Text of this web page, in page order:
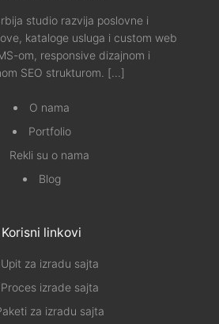
studio razvija poslovne i
kataloge usluga i custom web
om, responsive dizajnom i
SEO strukturom. [...]
O nama
Portfolio
Rekli su o nama
Blog
Korisni linkovi
Upit za izradu sajta
Proces izrade sajta
za izradu sajta